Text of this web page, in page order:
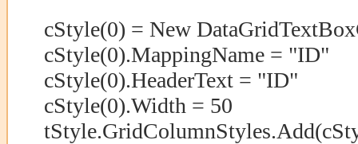
cStyle(0) = New
cStyle(0).MappingName = "ID"
cStyle(0).HeaderText = "ID"
cStyle(0).Width = 50